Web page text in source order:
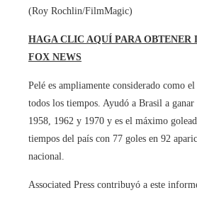
(Roy Rochlin/FilmMagic)
HAGA CLIC AQUÍ PARA OBTENER
FOX NEWS
Pelé es ampliamente considerado como
todos los tiempos. Ayudó a Brasil a
1958, 1962 y 1970 y es el máximo
tiempos del país con 77 goles en 92
nacional.
Associated Press contribuyó a este